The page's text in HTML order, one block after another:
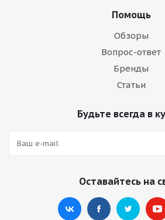
Помощь
Обзоры
Вопрос-ответ
Бренды
Статьи
Будьте всегда в
Оставайтесь на